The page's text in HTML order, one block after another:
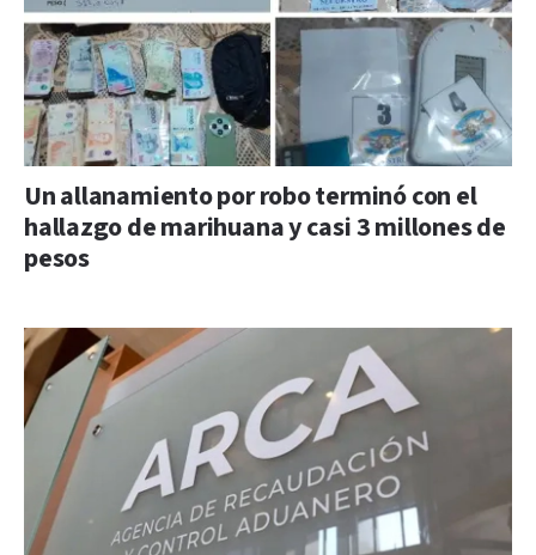
Un allanamiento por robo terminó con el
hallazgo de marihuana y casi 3 millones de
pesos